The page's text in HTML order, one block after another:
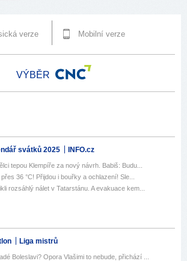
verze Mobilní verze
VÝBĚR
svátků 2025 INFO.cz
tepou Klempíře za nový návrh. Babiš: Budu...
36 °C! Přijdou i bouřky a ochlazení! Sle...
rozsáhlý nálet v Tatarstánu. A evakuace kem...
Liga mistrů
Boleslavi? Opora Vlašimi to nebude, přichází ...